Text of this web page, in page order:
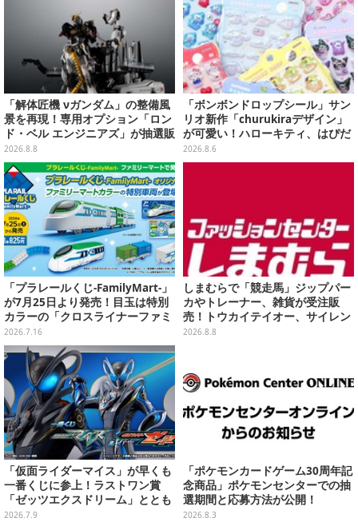
「解体匠機 νガンダム」の整備風
景を再現！専用オプション「ロン
ド・ベル エンジニアズ」が抽選販
売
2026.8.8
「ボンボンドロップシール」サン
リオ新作「churukiraデザイン」
が可愛い！ハローキティ、はぴだ
んぶいなど全8種類が順次展開
2026.8.6
「プラレールくじ-FamilyMart-」
が7月25日より発売！目玉は特別
カラーの「クロスライナーファミ
リーマート号」、その他ライナッ
プも注目
2026.7.16
しまむらで「競走馬」ジップパー
カやトレーナー、雑貨が受注販
売！トウカイテイオー、サイレン
ススズカなど名馬をデザイン
2026.8.8
「仮面ライダーマイス」が早くも
一番くじに参上！ラストワン賞
「ゼッツエクスドリーム」ととも
に2体のフィギュアをラインナッ
2026.7.9
「ポケモンカードゲーム30周年記
念商品」ポケモンセンターでの抽
選期間と応募方法が公開！
2026.8.3